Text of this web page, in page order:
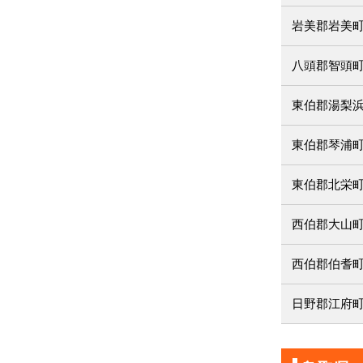
岩美郡岩美
八頭郡智頭
東伯郡湯梨
東伯郡琴浦
東伯郡北栄
西伯郡大山
西伯郡伯耆
日野郡江府